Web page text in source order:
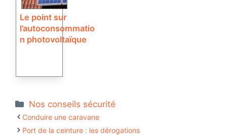
Le point sur
l’autoconsommatio
n photovoltaïque
Catégories
Nos conseils sécurité
Conduire une caravane
Port de la ceinture : les dérogations